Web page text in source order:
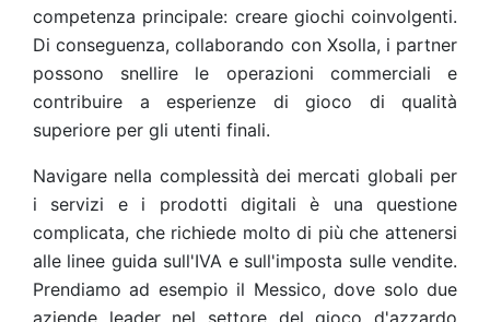
competenza principale: creare giochi coinvolgenti.
Di conseguenza, collaborando con Xsolla, i partner
possono snellire le operazioni commerciali e
contribuire a esperienze di gioco di qualità
superiore per gli utenti finali.
Navigare nella complessità dei mercati globali per
i servizi e i prodotti digitali è una questione
complicata, che richiede molto di più che attenersi
alle linee guida sull'IVA e sull'imposta sulle vendite.
Prendiamo ad esempio il Messico, dove solo due
aziende leader nel settore del gioco d'azzardo